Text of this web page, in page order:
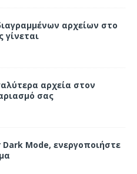
αρχείων στο
γίνεται
αρχεία στον
σας
Dark Mode, ενεργοποιήστε